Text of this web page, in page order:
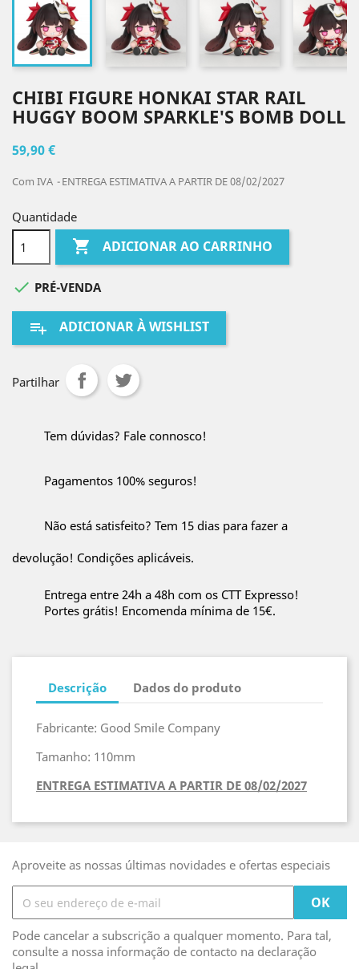
CHIBI FIGURE HONKAI STAR RAIL
HUGGY BOOM SPARKLE'S BOMB DOLL
59,90 €
Com IVA ENTREGA ESTIMATIVA A PARTIR DE 08/02/2027
Quantidade
 ADICIONAR AO CARRINHO
 PRÉ-VENDA
playlist_add ADICIONAR À WISHLIST
Partilhar
Tem dúvidas? Fale connosco!
Pagamentos 100% seguros!
Não está satisfeito? Tem 15 dias para fazer a
devolução! Condições aplicáveis.
Entrega entre 24h a 48h com os CTT Expresso!
Portes grátis! Encomenda mínima de 15€.
Descrição Dados do produto
Fabricante: Good Smile Company
Tamanho: 110mm
ENTREGA ESTIMATIVA A PARTIR DE 08/02/2027
Aproveite as nossas últimas novidades e ofertas especiais
Pode cancelar a subscrição a qualquer momento. Para tal,
consulte a nossa informação de contacto na declaração